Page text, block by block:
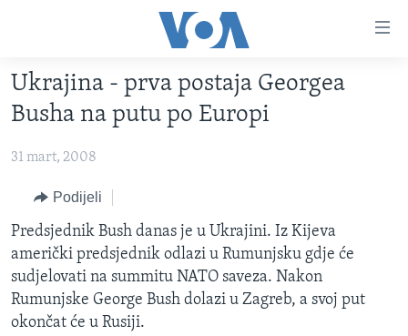
glavni
sadržaj
na
navigaciju
Idi
na
pretragu
TV PROGRAM
FOTOGRAFIJE DANA
VIJESTI
SJEDINJENE AMERIČKE DRŽAVE
BOSNA I HERCEGOVINA
SVIJET
NAUKA I TEHNOLOGIJA
SPECIJALNI PROJEKTI
KORUPCIJA
SLOBODA MEDIJA
Ukrajina - prva postaja Georgea
Busha na putu po Europi
31 mart, 2008
Podijeli
Predsjednik Bush danas je u Ukrajini. Iz Kijeva
američki predsjednik odlazi u Rumunjsku gdje će
sudjelovati na summitu NATO saveza. Nakon
Rumunjske George Bush dolazi u Zagreb, a svoj put
okončat će u Rusiji.